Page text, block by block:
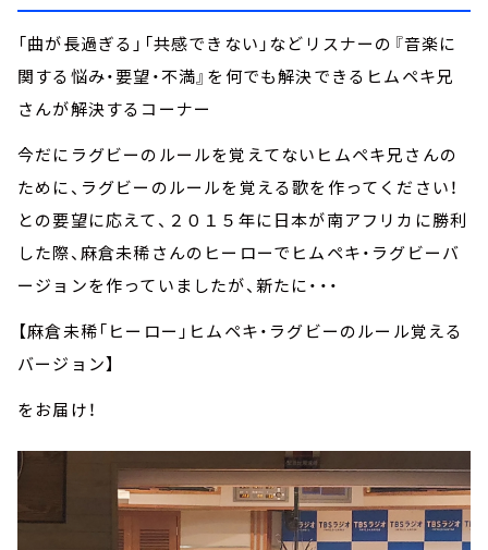
「曲が長過ぎる」「共感できない」などリスナーの『音楽に
関する悩み・要望・不満』を何でも解決できるヒムペキ兄
さんが解決するコーナー
今だにラグビーのルールを覚えてないヒムペキ兄さんの
ために、ラグビーのルールを覚える歌を作ってください！
との要望に応えて、２０１５年に日本が南アフリカに勝利
した際、麻倉未稀さんのヒーローでヒムペキ・ラグビーバ
ージョンを作っていましたが、新たに・・・
【麻倉未稀「ヒーロー」ヒムペキ・ラグビーのルール覚える
バージョン】
をお届け！